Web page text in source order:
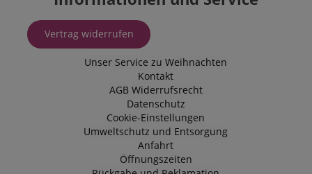
Vertrag widerrufen
Unser Service zu Weihnachten
Kontakt
AGB Widerrufsrecht
Datenschutz
Cookie-Einstellungen
Umweltschutz und Entsorgung
Anfahrt
Öffnungszeiten